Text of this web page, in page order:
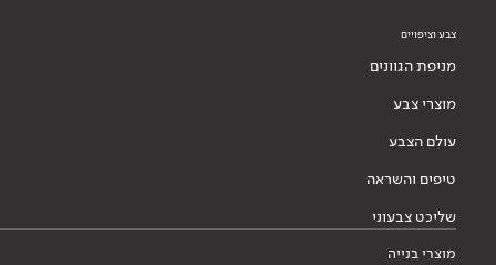
צבע וציפויים
מניפת הגוונים
מוצרי צבע
עולם הצבע
טיפים והשראה
שליכט צבעוני
מוצרי בנייה